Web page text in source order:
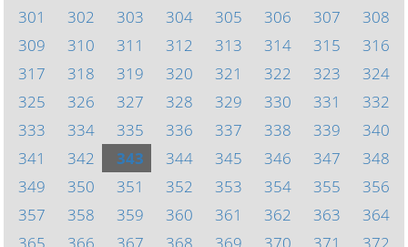
301
302 303 304 305 306 307
308
309
310 311 312 313 314 315
316
317
318 319 320 321 322 323
324
325
326 327 328 329 330 331
332
333
334 335 336 337 338 339
340
341
342 343 344 345 346 347
348
349
350 351 352 353 354 355
356
357
358 359 360 361 362 363
364